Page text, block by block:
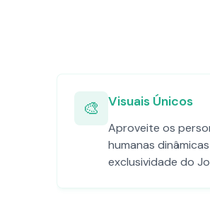
🎨 Visuais Únicos
Aproveite os
humanas
exclusividade do